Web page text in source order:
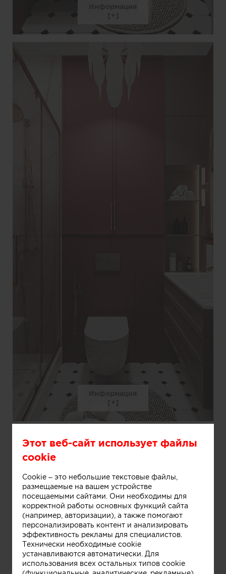
Этот веб-сайт использует файлы
cookie
Cookie – это небольшие текстовые файлы,
размещаемые на вашем устройстве
посещаемыми сайтами. Они необходимы для
корректной работы основных функций сайта
(например, авторизации), а также помогают
персонализировать контент и анализировать
эффективность рекламы для специалистов.
Технически необходимые cookie
устанавливаются автоматически. Для
использования всех остальных типов cookie